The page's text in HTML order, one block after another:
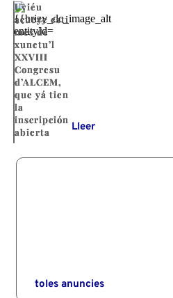
Uviéu
acueye esti
mes de
xunetu’l
XXVIII
Congresu
d’ALCEM,
que yá tien
la
inscripción
abierta
Lleer
toles anuncies